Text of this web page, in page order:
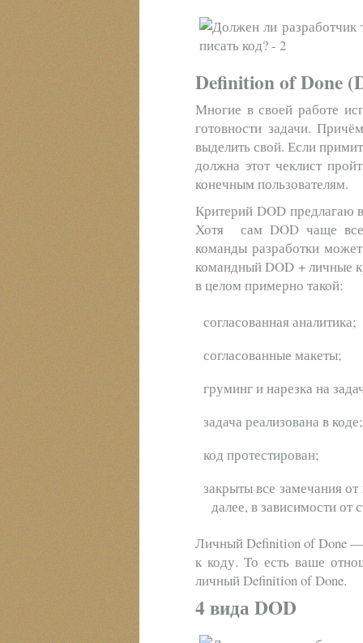
Definition of Done
Многие в своей работе
готовности задачи.
выделить свой. Если
должна этот чеклист
конечным пользователям.
Критерий DOD предлагаю
Хотя сам DOD чаще
команды разработки
командный DOD + личные
в целом примерно такой:
согласованная аналитика;
согласованные макеты;
груминг и нарезка на
задача реализована в коде;
код протестирован;
закрыты все замечания
далее, в зависимости от
Личный Definition of Done
к коду. То есть ваше
личный Definition of Done.
4 вида DOD